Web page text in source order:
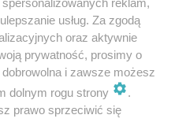
usług. Za zgodą
oraz aktywnie
prywatność, prosimy o
i zawsze możesz
dolnym rogu strony
.
prawo sprzeciwić się